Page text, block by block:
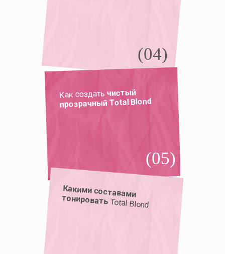
(04)
Как создать чистый
прозрачный Total Blond
(05)
Какими составами
тонироватьTotal Blond